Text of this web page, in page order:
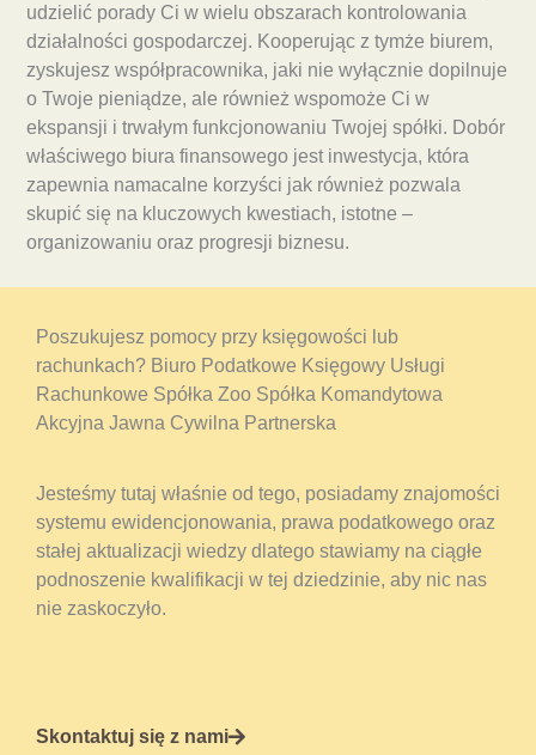
udzielić porady Ci w wielu obszarach kontrolowania
działalności gospodarczej. Kooperując z tymże biurem,
zyskujesz współpracownika, jaki nie wyłącznie dopilnuje
o Twoje pieniądze, ale również wspomoże Ci w
ekspansji i trwałym funkcjonowaniu Twojej spółki. Dobór
właściwego biura finansowego jest inwestycja, która
zapewnia namacalne korzyści jak również pozwala
skupić się na kluczowych kwestiach, istotne –
organizowaniu oraz progresji biznesu.
Poszukujesz pomocy przy księgowości lub
rachunkach? Biuro Podatkowe Księgowy Usługi
Rachunkowe Spółka Zoo Spółka Komandytowa
Akcyjna Jawna Cywilna Partnerska
Jesteśmy tutaj właśnie od tego, posiadamy znajomości
systemu ewidencjonowania, prawa podatkowego oraz
stałej aktualizacji wiedzy dlatego stawiamy na ciągłe
podnoszenie kwalifikacji w tej dziedzinie, aby nic nas
nie zaskoczyło.
Skontaktuj się z nami